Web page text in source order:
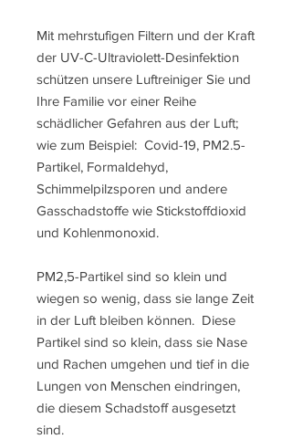
Mit mehrstufigen Filtern und der Kraft
der UV-C-Ultraviolett-Desinfektion
schützen unsere Luftreiniger Sie und
Ihre Familie vor einer Reihe
schädlicher Gefahren aus der Luft;
wie zum Beispiel: Covid-19, PM2.5-
Partikel, Formaldehyd,
Schimmelpilzsporen und andere
Gasschadstoffe wie Stickstoffdioxid
und Kohlenmonoxid.
PM2,5-Partikel sind so klein und
wiegen so wenig, dass sie lange Zeit
in der Luft bleiben können. Diese
Partikel sind so klein, dass sie Nase
und Rachen umgehen und tief in die
Lungen von Menschen eindringen,
die diesem Schadstoff ausgesetzt
sind.